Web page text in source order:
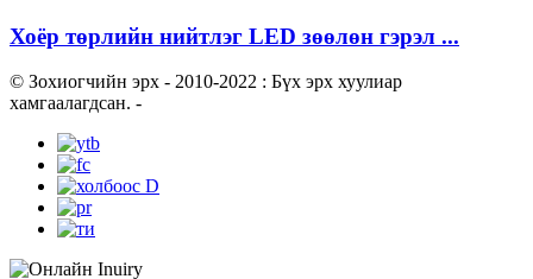
Хоёр төрлийн нийтлэг LED зөөлөн гэрэл ...
© Зохиогчийн эрх - 2010-2022 : Бүх эрх хуулиар
хамгаалагдсан. -